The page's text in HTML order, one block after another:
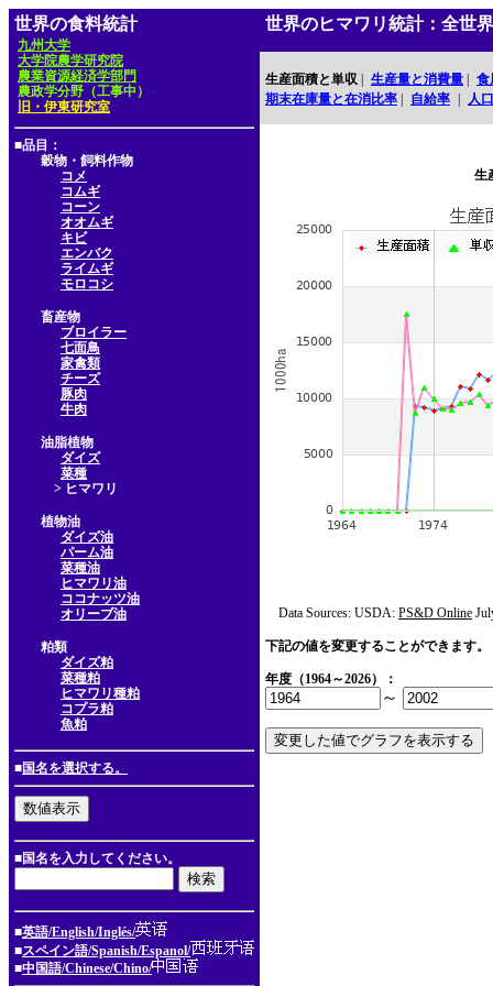
世界の食料統計
九州大学
大学院農学研究院
農業資源経済学部門
農政学分野（工事中）
旧・伊東研究室
■品目：
穀物・飼料作物
コメ
コムギ
コーン
オオムギ
キビ
エンバク
ライムギ
モロコシ
畜産物
ブロイラー
七面鳥
家禽類
チーズ
豚肉
牛肉
油脂植物
ダイズ
菜種
> ヒマワリ
植物油
ダイズ油
パーム油
菜種油
ヒマワリ油
ココナッツ油
オリーブ油
粕類
ダイズ粕
菜種粕
ヒマワリ種粕
コプラ粕
魚粕
■国名を選択する。
■国名を入力してください。
■英語/English/Inglés/
■スペイン語/Spanish/Espanol/
■中国語/Chinese/Chino/
世界のヒマワリ統計：全世界
生産面積と単収 生産量と消費量
食
期末在庫量と在消比率
自給率 人口
生
Data Sources: USDA: PS&D Online
下記の値を変更することができます。
年度（1964～2026）：
～